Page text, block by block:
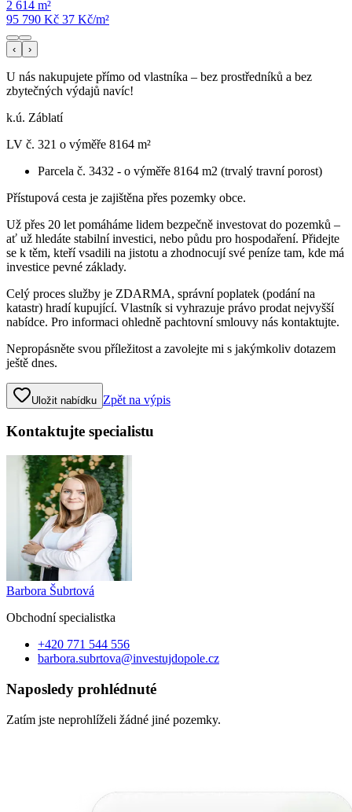
2 614 m²
95 790 Kč 37 Kč/m²
‹ ›
U nás nakupujete přímo od vlastníka – bez prostředníků a bez
zbytečných výdajů navíc!
k.ú. Záblatí
LV č. 321 o výměře 8164 m²
Parcela č. 3432 - o výměře 8164 m2 (trvalý travní porost)
Přístupová cesta je zajištěna přes pozemky obce.
Už přes 20 let pomáháme lidem bezpečně investovat do pozemků –
ať už hledáte stabilní investici, nebo půdu pro hospodaření. Přidejte
se k těm, kteří vsadili na jistotu a zhodnocují své peníze tam, kde má
investice pevné základy.
Celý proces služby je ZDARMA, správní poplatek (podání na
katastr) hradí kupující. Vlastník si vyhrazuje právo prodat nejvyšší
nabídce. Pro informaci ohledně pachtovní smlouvy nás kontaktujte.
Nepropásněte svou příležitost a zavolejte mi s jakýmkoliv dotazem
ještě dnes.
Uložit nabídku Zpět na výpis
Kontaktujte specialistu
Barbora Šubrtová
Obchodní specialistka
+420 771 544 556
barbora.subrtova@investujdopole.cz
Naposledy prohlédnuté
Zatím jste neprohlíželi žádné jiné pozemky.